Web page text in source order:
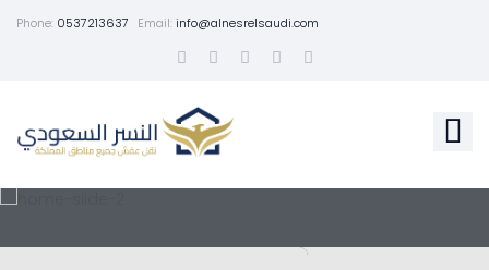
Phone: 0537213637 Email:info@alnesrelsaudi.com